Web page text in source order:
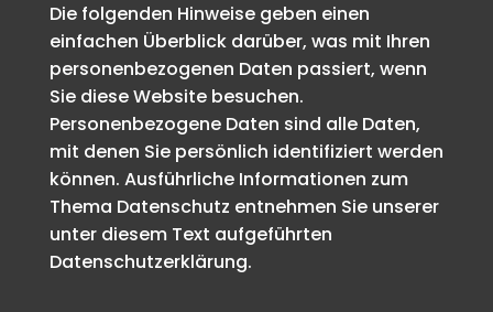
Die folgenden Hinweise geben einen
einfachen Überblick darüber, was mit Ihren
personenbezogenen Daten passiert, wenn
Sie diese Website besuchen.
Personenbezogene Daten sind alle Daten,
mit denen Sie persönlich identifiziert werden
können. Ausführliche Informationen zum
Thema Datenschutz entnehmen Sie unserer
unter diesem Text aufgeführten
Datenschutzerklärung.